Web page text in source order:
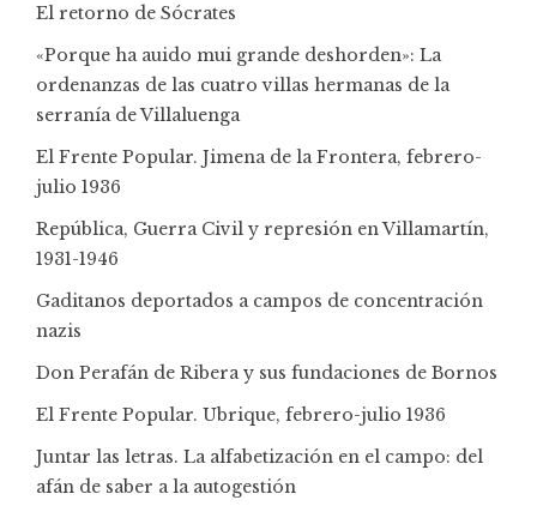
El retorno de Sócrates
«Porque ha auido mui grande deshorden»: La
ordenanzas de las cuatro villas hermanas de la
serranía de Villaluenga
El Frente Popular. Jimena de la Frontera, febrero-
julio 1936
República, Guerra Civil y represión en Villamartín,
1931-1946
Gaditanos deportados a campos de concentración
nazis
Don Perafán de Ribera y sus fundaciones de Bornos
El Frente Popular. Ubrique, febrero-julio 1936
Juntar las letras. La alfabetización en el campo: del
afán de saber a la autogestión